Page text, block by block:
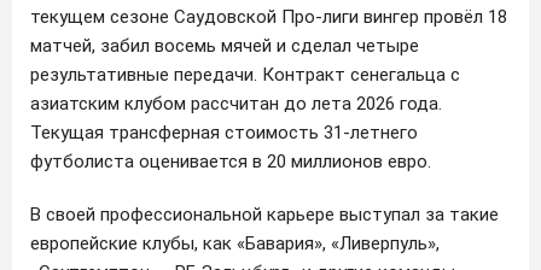
текущем сезоне Саудовской Про-лиги вингер провёл 18
матчей, забил восемь мячей и сделал четыре
результативные передачи. Контракт сенегальца с
азиатским клубом рассчитан до лета 2026 года.
Текущая трансферная стоимость 31-летнего
футболиста оценивается в 20 миллионов евро.
В своей профессиональной карьере выступал за такие
европейские клубы, как «Бавария», «Ливерпуль»,